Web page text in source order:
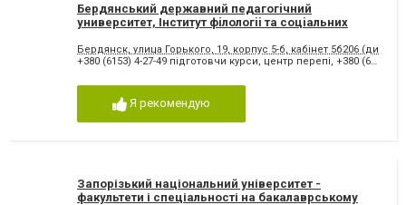
Бердянський державний педагогiчний
университет, Iнститут фiлологii та соцiальних
Бердянск, улица Горького, 19, корпус 5-б, кабінет 5б206
+380 (6153) 4-27-49 підготовчи курси, центр перепі, +380 (6153) 7-19-84 приймальна комісія
Я рекомендую
Запорізький національний університет -
факультети і спеціальності на бакалаврському